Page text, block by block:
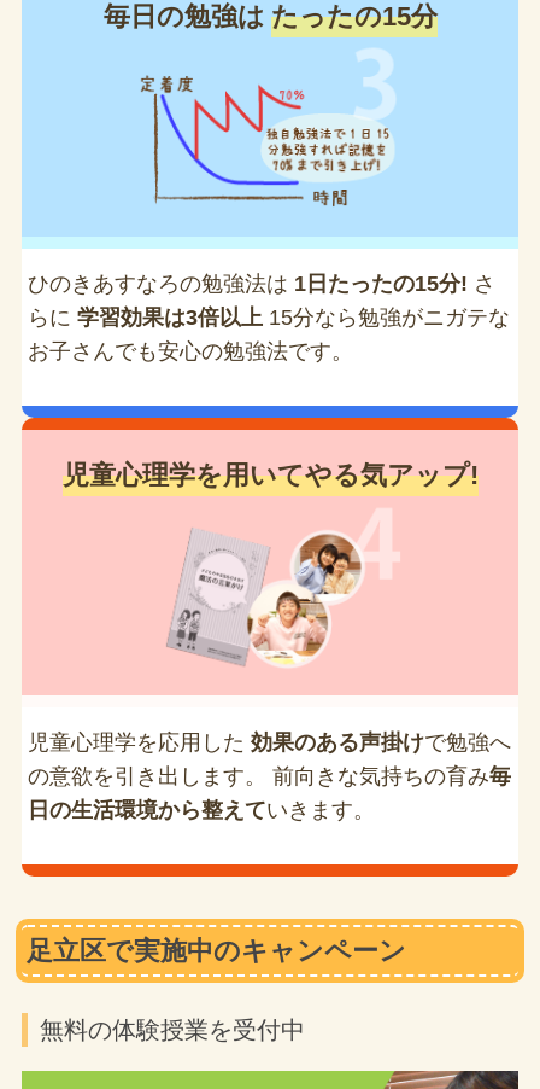
毎日の勉強は たったの15分
ひのきあすなろの勉強法は 1日たったの15分! さ
らに 学習効果は3倍以上15分なら勉強がニガテな
お子さんでも安心の勉強法です。
児童心理学を用いてやる気アップ!
児童心理学を応用した 効果のある声掛けで勉強へ
の意欲を引き出します。 前向きな気持ちの育み毎
日の生活環境から整えていきます。
足立区で実施中のキャンペーン
無料の体験授業を受付中